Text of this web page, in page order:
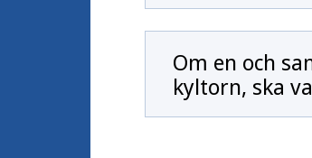
Om en och
kyltorn, ska